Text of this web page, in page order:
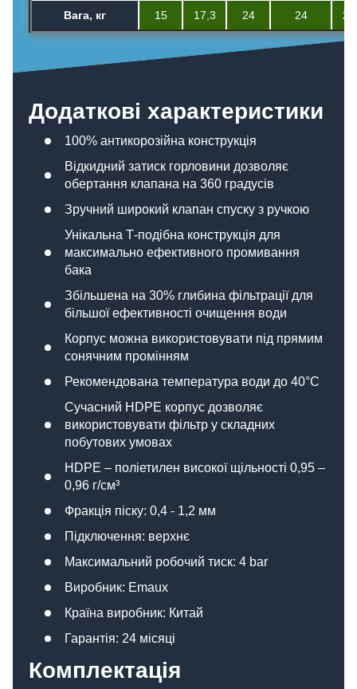
Вага, кг 15 17,3 24 24
Додаткові характеристики
100% антикорозійна конструкція
Відкидний затиск горловини дозволяє
обертання клапана на 360 градусів
Зручний широкий клапан спуску з ручкою
Унікальна Т-подібна конструкція для
максимально ефективного промивання
бака
Збільшена на 30% глибина фільтрації для
більшої ефективності очищення води
Корпус можна використовувати під прямим
сонячним промінням
Рекомендована температура води до 40°С
Сучасний HDPE корпус дозволяє
використовувати фільтр у складних
побутових умовах
HDPE – поліетилен високої щільності 0,95 –
0,96 г/см³
Фракція піску: 0,4 - 1,2 мм
Підключення: верхнє
Максимальний робочий тиск: 4 bar
Виробник: Emaux
Країна виробник: Китай
Гарантія: 24 місяці
Комплектація